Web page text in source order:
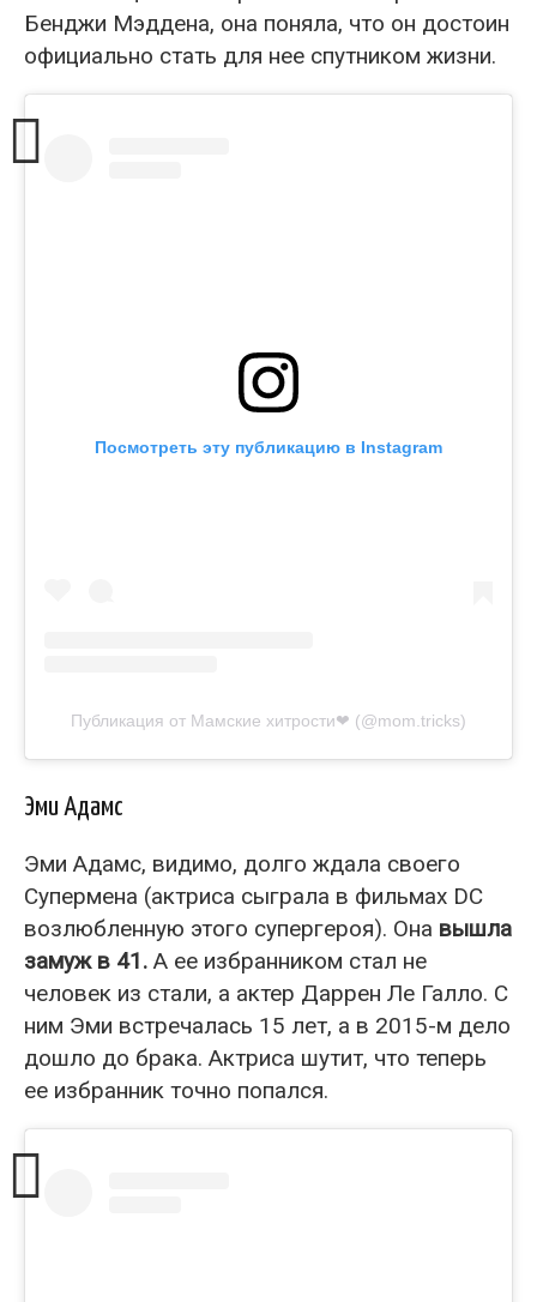
Бенджи Мэддена, она поняла, что он достоин
официально стать для нее спутником жизни.
Посмотреть эту публикацию в Instagram
Публикация от Мамские хитрости❤ (@mom.tricks)
Эми Адамс
Эми Адамс, видимо, долго ждала своего
Супермена (актриса сыграла в фильмах DC
возлюбленную этого супергероя). Она вышла
замуж в 41. А ее избранником стал не
человек из стали, а актер Даррен Ле Галло. С
ним Эми встречалась 15 лет, а в 2015-м дело
дошло до брака. Актриса шутит, что теперь
ее избранник точно попался.